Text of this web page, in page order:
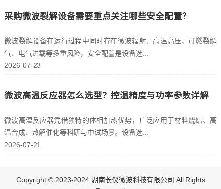
采购微波裂解设备需要重点关注哪些安全配置？
微波裂解设备在运行过程中同时存在微波辐射、高温高压、可燃裂解
气、电气过载等多重风险，安全配置是设备选...
2026-07-23
微波高温反应器怎么选型？控温精度与功率参数详解
微波高温反应器凭借独特的体相加热优势，广泛应用于材料烧结、高
温合成、热解催化等科研与中试场景。设备选...
2026-07-21
Copyright © 2023-2024 湖南长仪微波科技有限公司 All Rights